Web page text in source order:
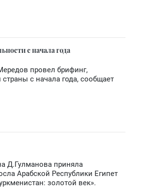
с начала года
провел брифинг,
с начала года, сообщает
Д.Гулманова приняла
Арабской Республики Египет
золотой век».